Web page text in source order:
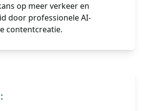
op meer verkeer en
door professionele AI-
contentcreatie.